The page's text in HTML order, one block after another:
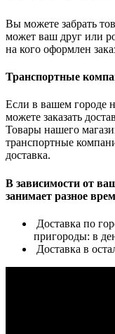
Вы можете забрать
может ваш друг или
на кого оформлен
Транспортные
Если в вашем городе
можете заказать
Товары нашего
транспортные
доставка.
В зависимости от
занимает разное
Доставка по
пригороды: в
Доставка в